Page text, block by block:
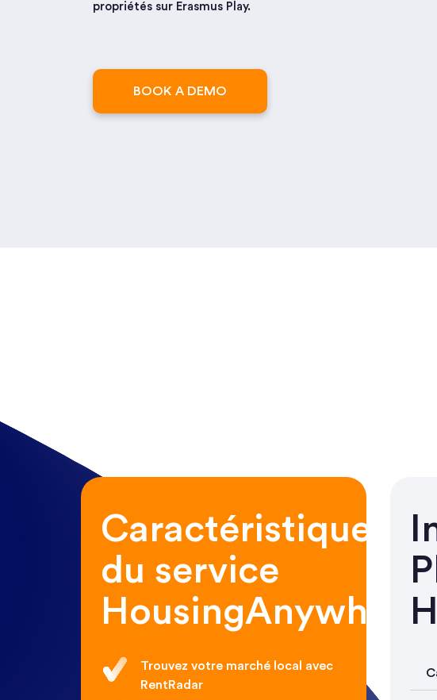
propriétés sur Erasmus Play.
BOOK A DEMO
Caractéristiques
du service
HousingAnywhere
Trouvez votre marché local avec
RentRadar